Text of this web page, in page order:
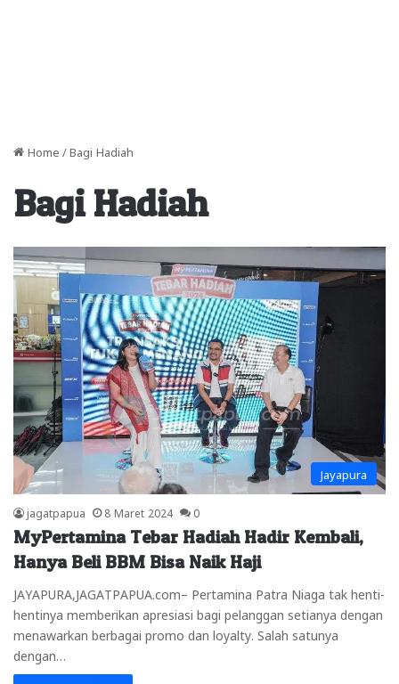
Home / Bagi Hadiah
Bagi Hadiah
Jayapura
jagatpapua 8 Maret 2024 0
MyPertamina Tebar Hadiah Hadir Kembali,
Hanya Beli BBM Bisa Naik Haji
JAYAPURA,JAGATPAPUA.com– Pertamina Patra Niaga tak henti-
hentinya memberikan apresiasi bagi pelanggan setianya dengan
menawarkan berbagai promo dan loyalty. Salah satunya
dengan…